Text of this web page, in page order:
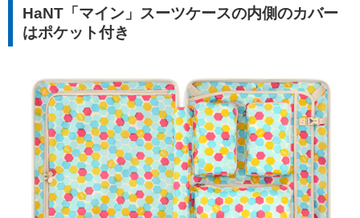
HaNT「マイン」スーツケースの内側のカバー
はポケット付き